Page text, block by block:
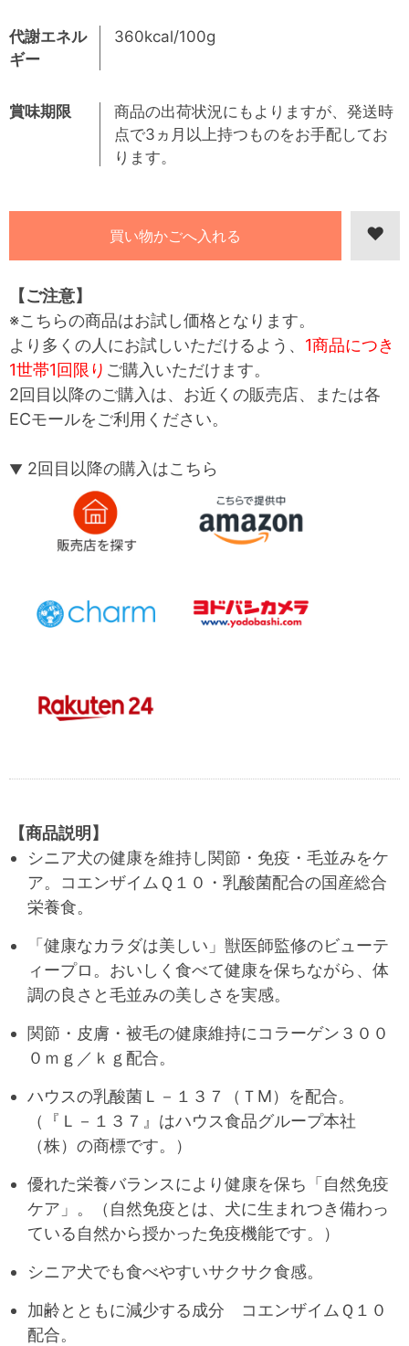
代謝エネル
ギー
360kcal/100g
賞味期限
商品の出荷状況にもよりますが、発送時
点で3ヵ月以上持つものをお手配してお
ります。
【ご注意】
※こちらの商品はお試し価格となります。
より多くの人にお試しいただけるよう、 1商品につき
1世帯1回限り ご購入いただけます。
2回目以降のご購入は、お近くの販売店、または各
ECモールをご利用ください。
▼ 2回目以降の購入はこちら
【商品説明】
シニア犬の健康を維持し関節・免疫・毛並みをケ
ア。コエンザイムＱ１０・乳酸菌配合の国産総合
栄養食。
「健康なカラダは美しい」獣医師監修のビューテ
ィープロ。おいしく食べて健康を保ちながら、体
調の良さと毛並みの美しさを実感。
関節・皮膚・被毛の健康維持にコラーゲン３００
０ｍｇ／ｋｇ配合。
ハウスの乳酸菌Ｌ－１３７（ＴM）を配合。
（『Ｌ－１３７』はハウス食品グループ本社
（株）の商標です。）
優れた栄養バランスにより健康を保ち「自然免疫
ケア」。（自然免疫とは、犬に生まれつき備わっ
ている自然から授かった免疫機能です。）
シニア犬でも食べやすいサクサク食感。
加齢とともに減少する成分 コエンザイムＱ１０
配合。